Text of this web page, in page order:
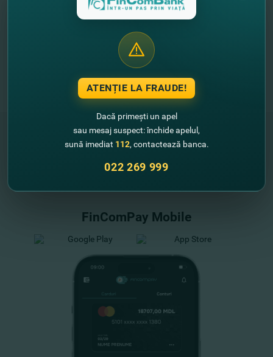
"FinComBank" S.A. является членом
Схемы гарантирования депозитов
FinComPay Mobile
ATENȚIE LA FRAUDE!
Dacă primești un apel
sau mesaj suspect: închide apelul,
sună imediat 112, contactează banca.
022 269 999